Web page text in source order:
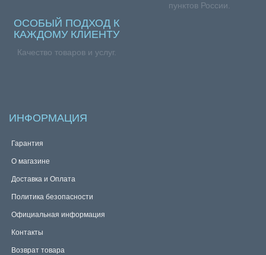
пунктов России.
ОСОБЫЙ ПОДХОД К
КАЖДОМУ КЛИЕНТУ
Качество товаров и услуг.
ИНФОРМАЦИЯ
Гарантия
О магазине
Доставка и Оплата
Политика безопасности
Официальная информация
Контакты
Возврат товара